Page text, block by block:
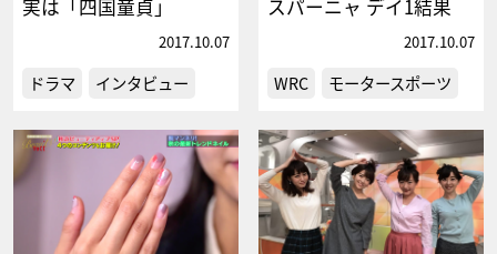
実は「四国童貞」
2017.10.07
ドラマ インタビュー
スパーニャ デイ1結果
2017.10.07
WRC モータースポーツ